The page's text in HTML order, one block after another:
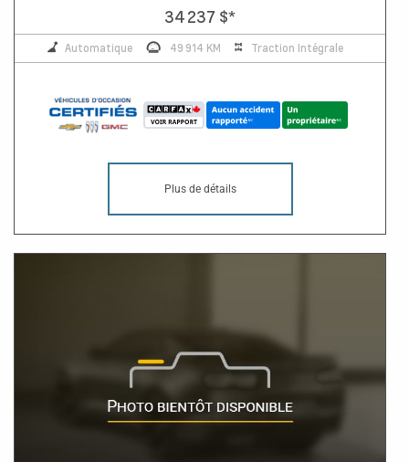
34 237 $*
Automatique 49 914 KM Traction Intégrale
Plus de détails